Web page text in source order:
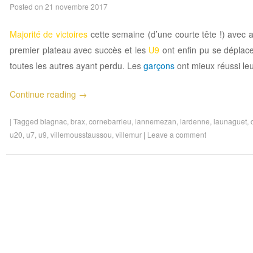
Posted on 21 novembre 2017
Majorité de victoires cette semaine (d’une courte tête !) avec
premier plateau avec succès et les U9 ont enfin pu se
toutes les autres ayant perdu. Les garçonsont mieux réussi
Continue reading →
| Tagged blagnac, brax, cornebarrieu lannemezan lardenne launaguet,
u20 u7, u9 villemousstaussou villemur | Leave a comment